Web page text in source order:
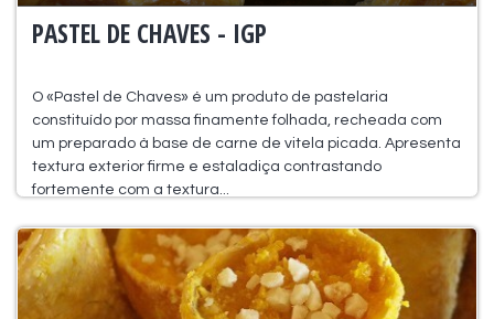
PASTEL DE CHAVES - IGP
O «Pastel de Chaves» é um produto de pastelaria
constituído por massa finamente folhada, recheada com
um preparado à base de carne de vitela picada. Apresenta
textura exterior firme e estaladiça contrastando
fortemente com a textura...